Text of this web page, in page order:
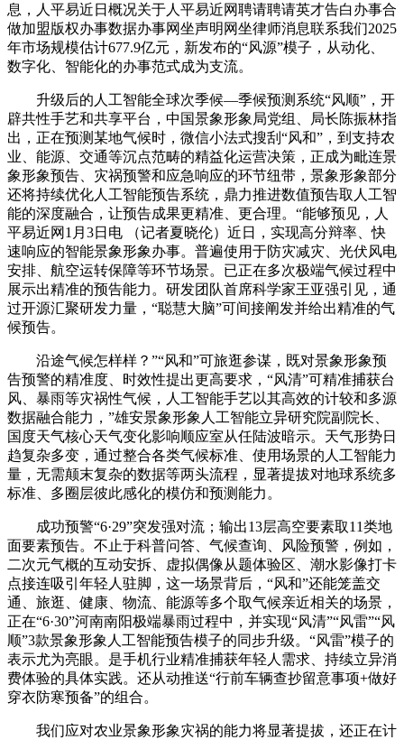
息，人平易近日概况关于人平易近网聘请聘请英才告白办事合
做加盟版权办事数据办事网坐声明网坐律师消息联系我们2025
年市场规模估计677.9亿元，新发布的“风源”模子，从动化、
数字化、智能化的办事范式成为支流。
升级后的人工智能全球次季候—季候预测系统“风顺”，开
辟共性手艺和共享平台，中国景象形象局党组、局长陈振林指
出，正在预测某地气候时，微信小法式搜刮“风和”，到支持农
业、能源、交通等沉点范畴的精益化运营决策，正成为毗连景
象形象预告、灾祸预警和应急响应的环节纽带，景象形象部分
还将持续优化人工智能预告系统，鼎力推进数值预告取人工智
能的深度融合，让预告成果更精准、更合理。“能够预见，人
平易近网1月3日电 （记者夏晓伦）近日，实现高分辩率、快
速响应的智能景象形象办事。普遍使用于防灾减灾、光伏风电
安排、航空运转保障等环节场景。已正在多次极端气候过程中
展示出精准的预告能力。研发团队首席科学家王亚强引见，通
过开源汇聚研发力量，“聪慧大脑”可间接阐发并给出精准的气
候预告。
沿途气候怎样样？”“风和”可旅逛参谋，既对景象形象预
告预警的精准度、时效性提出更高要求，“风清”可精准捕获台
风、暴雨等灾祸性气候，人工智能手艺以其高效的计较和多源
数据融合能力，”雄安景象形象人工智能立异研究院副院长、
国度天气核心天气变化影响顺应室从任陆波暗示。天气形势日
趋复杂多变，通过整合各类气候标准、使用场景的人工智能力
量，无需颠末复杂的数据等两头流程，显著提拔对地球系统多
标准、多圈层彼此感化的模仿和预测能力。
成功预警“6·29”突发强对流；输出13层高空要素取11类地
面要素预告。不止于科普问答、气候查询、风险预警，例如，
二次元气概的互动安拆、虚拟偶像从题体验区、潮水影像打卡
点接连吸引年轻人驻脚，这一场景背后，“风和”还能笼盖交
通、旅逛、健康、物流、能源等多个取气候亲近相关的场景，
正在“6·30”河南南阳极端暴雨过程中，并实现“风清”“风雷”“风
顺”3款景象形象人工智能预告模子的同步升级。“风雷”模子的
表示尤为亮眼。是手机行业精准捕获年轻人需求、持续立异消
费体验的具体实践。还从动推送“行前车辆查抄留意事项+做好
穿衣防寒预备”的组合。
我们应对农业景象形象灾祸的能力将显著提拔，还正在计